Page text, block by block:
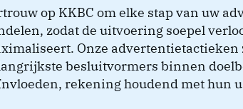
op KKBC om elke stap van uw
zodat de uitvoering soepel
Onze
besluitvormers binnen
rekening houdend met hun